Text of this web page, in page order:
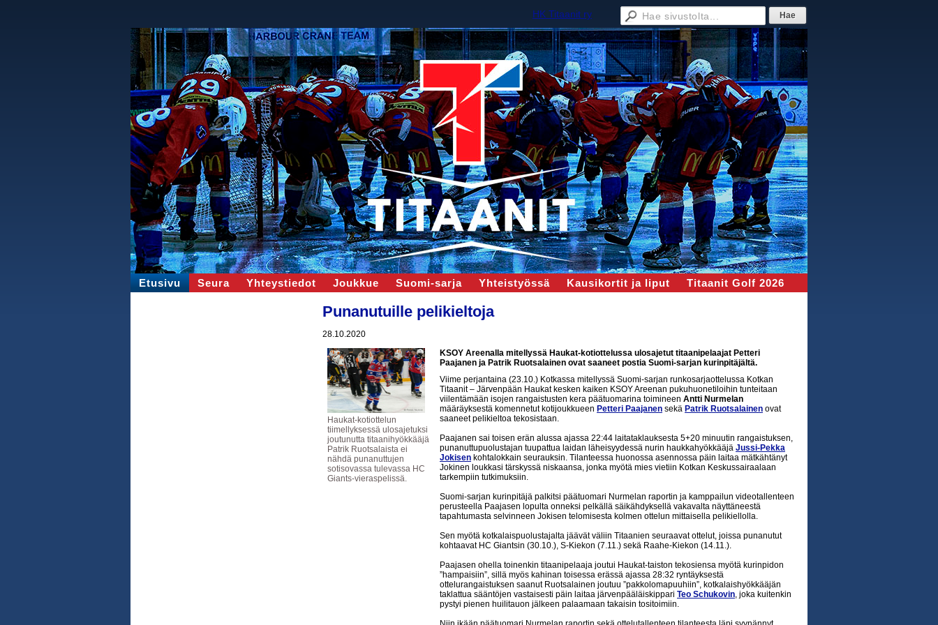
HK Titaanit ry
Etusivu Seura Yhteystiedot Joukkue Suomi-sarja Yhteistyössä Kausikortit ja liput Titaanit Golf 2026
Punanutuille pelikieltoja
28.10.2020
Haukat-kotiottelun
tiimellyksessä ulosajetuksi
joutunutta titaanihyökkääjä
Patrik Ruotsalaista ei
nähdä punanuttujen
sotisovassa tulevassa HC
Giants-vieraspelissä.
KSOY Areenalla mitellyssä Haukat-kotiottelussa ulosajetut titaanipelaajat Petteri
Paajanen ja Patrik Ruotsalainen ovat saaneet postia Suomi-sarjan kurinpitäjältä.
Viime perjantaina (23.10.) Kotkassa mitellyssä Suomi-sarjan runkosarjaottelussa Kotkan
Titaanit – Järvenpään Haukat kesken kaiken KSOY Areenan pukuhuonetiloihin tunteitaan
viilentämään isojen rangaistusten kera päätuomarina toimineen Antti Nurmelan
määräyksestä komennetut kotijoukkueen Petteri Paajanen sekä Patrik Ruotsalainen ovat
saaneet pelikieltoa tekosistaan.
Paajanen sai toisen erän alussa ajassa 22:44 laitataklauksesta 5+20 minuutin rangaistuksen,
punanuttupuolustajan tuupattua laidan läheisyydessä nurin haukkahyökkääjä Jussi-Pekka
Jokisen kohtalokkain seurauksin. Tilanteessa huonossa asennossa päin laitaa mätkähtänyt
Jokinen loukkasi tärskyssä niskaansa, jonka myötä mies vietiin Kotkan Keskussairaalaan
tarkempiin tutkimuksiin.
Suomi-sarjan kurinpitäjä palkitsi päätuomari Nurmelan raportin ja kamppailun videotallenteen
perusteella Paajasen lopulta onneksi pelkällä säikähdyksellä vakavalta näyttäneestä
tapahtumasta selvinneen Jokisen telomisesta kolmen ottelun mittaisella pelikiellolla.
Sen myötä kotkalaispuolustajalta jäävät väliin Titaanien seuraavat ottelut, joissa punanutut
kohtaavat HC Giantsin (30.10.), S-Kiekon (7.11.) sekä Raahe-Kiekon (14.11.).
Paajasen ohella toinenkin titaanipelaaja joutui Haukat-taiston tekosiensa myötä kurinpidon
”hampaisiin”, sillä myös kahinan toisessa erässä ajassa 28:32 ryntäyksestä
ottelurangaistuksen saanut Ruotsalainen joutuu ”pakkolomapuuhiin”, kotkalaishyökkääjän
taklattua sääntöjen vastaisesti päin laitaa järvenpääläiskippari Teo Schukovin, joka kuitenkin
pystyi pienen huilitauon jälkeen palaamaan takaisin tositoimiin.